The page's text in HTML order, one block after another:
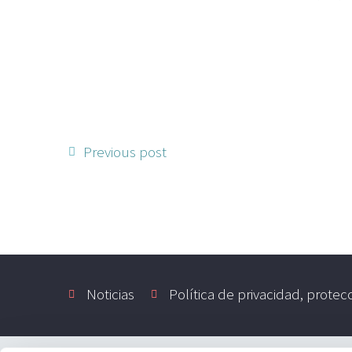
Previous post
Noticias Política de privacidad,